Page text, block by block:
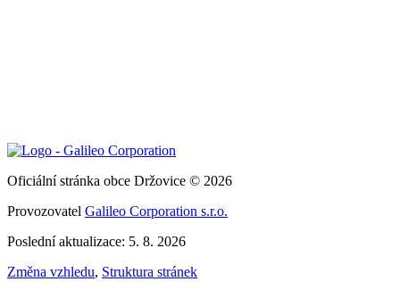
Oficiální stránka obce Držovice © 2026
Provozovatel Galileo Corporation s.r.o.
Poslední aktualizace: 5. 8. 2026
Změna vzhledu, Struktura stránek